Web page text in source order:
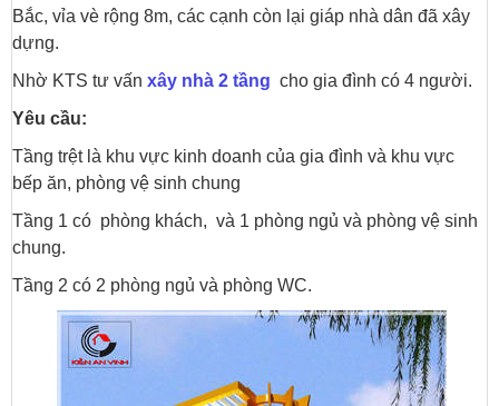
Bắc, vỉa vè rộng 8m, các cạnh còn lại giáp nhà dân đã xây
dựng.
Nhờ KTS tư vấn xây nhà 2 tầng cho gia đình có 4 người.
Yêu cầu:
Tầng trệt là khu vực kinh doanh của gia đình và khu vực
bếp ăn, phòng vệ sinh chung
Tầng 1 có phòng khách, và 1 phòng ngủ và phòng vệ sinh
chung.
Tầng 2 có 2 phòng ngủ và phòng WC.